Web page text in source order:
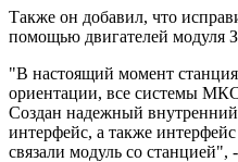
Также он добавил, что
помощью двигателей модуля
"В настоящий момент
ориентации, все системы
Создан надежный
интерфейс, а также
связали модуль со станцией",